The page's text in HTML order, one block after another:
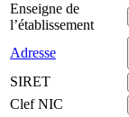
Enseigne de
l’établissement
Adresse
SIRET
Clef NIC